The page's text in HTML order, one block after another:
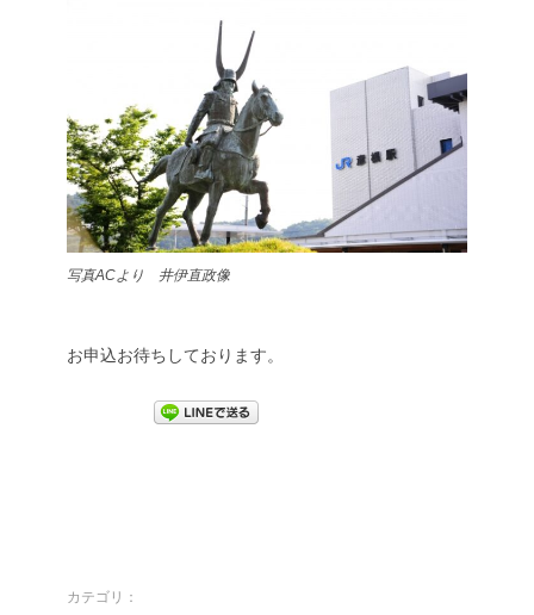
写真ACより 井伊直政像
お申込お待ちしております。
カテゴリ：